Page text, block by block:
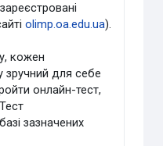
olimp.oa.edu.ua).
кожен
зручний для себе
онлайн-тест,
зазначених